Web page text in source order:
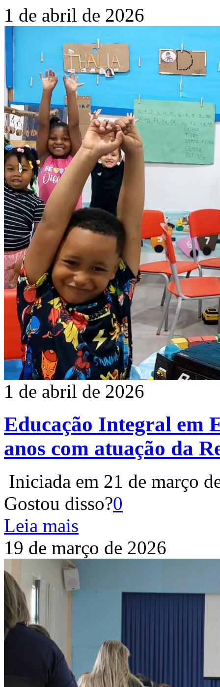
1 de abril de 2026
1 de abril de 2026
Educação Integral em
anos com atuação da
Iniciada em 21 de março
Gostou disso?0
Leia mais
19 de março de 2026